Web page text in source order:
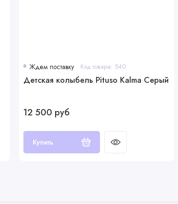
Ждем поставку Код товара: 540
Детская колыбель Pituso Kalma Серый
12 500 руб
Купить